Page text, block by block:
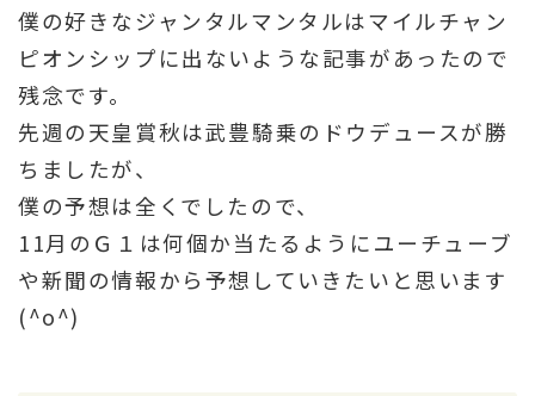
僕の好きなジャンタルマンタルはマイルチャン
ピオンシップに出ないような記事があったので
残念です。
先週の天皇賞秋は武豊騎乗のドウデュースが勝
ちましたが、
僕の予想は全くでしたので、
11月のＧ１は何個か当たるようにユーチューブ
や新聞の情報から予想していきたいと思います
(^o^)